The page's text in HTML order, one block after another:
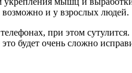
возможно и у взрослых людей.
при этом
будет очень сложно